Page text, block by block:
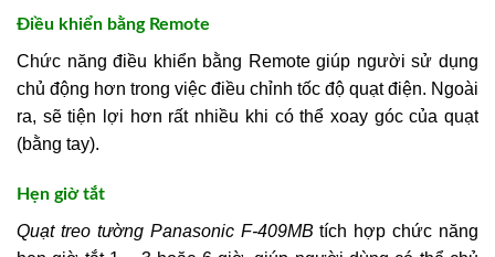
Điều khiển bằng Remote
Chức năng điều khiển bằng Remote giúp người sử dụng
chủ động hơn trong việc điều chỉnh tốc độ quạt điện. Ngoài
ra, sẽ tiện lợi hơn rất nhiều khi có thể xoay góc của quạt
(bằng tay).
Hẹn giờ tắt
Quạt treo tường Panasonic F-409MB tích hợp chức năng